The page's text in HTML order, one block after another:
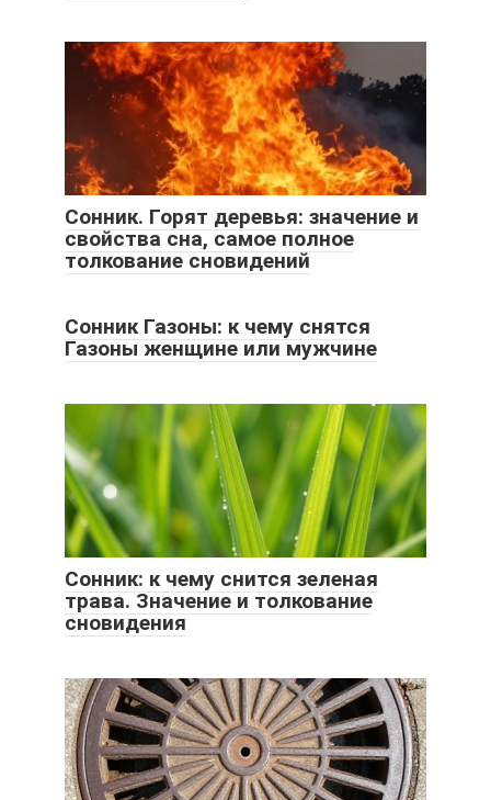
Сонник. Горят деревья: значение и
свойства сна, самое полное
толкование сновидений
Сонник Газоны: к чему снятся
Газоны женщине или мужчине
Сонник: к чему снится зеленая
трава. Значение и толкование
сновидения